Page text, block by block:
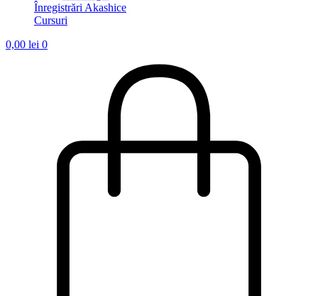
Înregistrări Akashice
Cursuri
0,00 lei 0